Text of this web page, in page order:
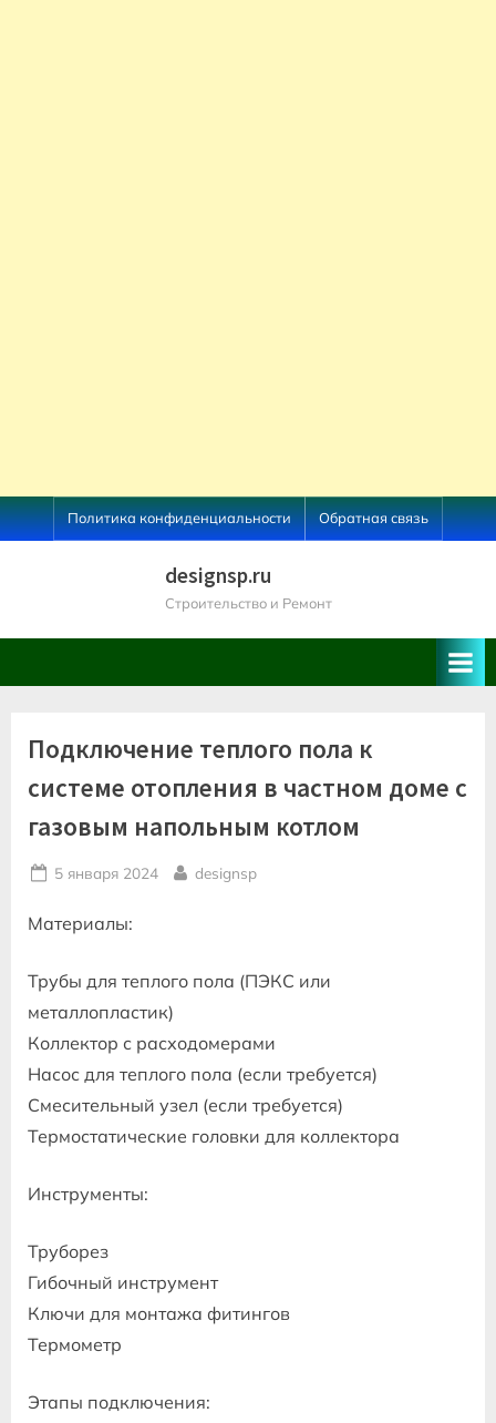
Skip
to
Политика конфиденциальности Обратная связь
designsp.ru
Строительство и Ремонт
Подключение теплого пола к
системе отопления в частном доме с
газовым напольным котлом
Posted
5 января 2024 By
designsp
Материалы:
Трубы для теплого пола (ПЭКС или
металлопластик)
Коллектор с расходомерами
Насос для теплого пола (если требуется)
Смесительный узел (если требуется)
Термостатические головки для коллектора
Инструменты:
Труборез
Гибочный инструмент
Ключи для монтажа фитингов
Термометр
Этапы подключения: